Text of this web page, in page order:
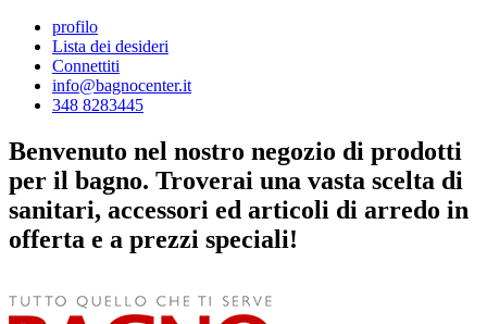
profilo
Lista dei desideri
Connettiti
info@bagnocenter.it
348 8283445
Benvenuto nel nostro negozio di prodotti
per il bagno. Troverai una vasta scelta di
sanitari, accessori ed articoli di arredo in
offerta e a prezzi speciali!